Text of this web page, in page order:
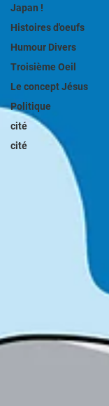
Japan !
Histoires d'oeufs
Humour Divers
Troisième Oeil
Le concept Jésus
Politique
cité
cité